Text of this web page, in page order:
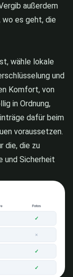
außerdem
es geht, die
wähle lokale
und
Komfort, von
in Ordnung,
dafür beim
voraussetzen.
die, die zu
und Sicherheit